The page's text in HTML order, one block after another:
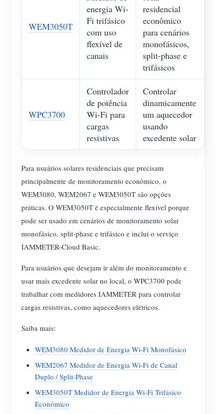
WEM3050T
energia Wi-
Fi trifásico
com uso
flexível de
canais
residencial
econômico
para cenários
monofásicos,
split-phase e
trifásicos
WPC3700
Controlador
de potência
Wi-Fi para
cargas
resistivas
Controlar
dinamicamente
um aquecedor
usando
excedente solar
Para usuários solares residenciais que precisam
principalmente de monitoramento econômico, o
WEM3080, WEM2067 e WEM3050T são opções
práticas. O WEM3050T é especialmente flexível porque
pode ser usado em cenários de monitoramento solar
monofásico, split-phase e trifásico e inclui o serviço
IAMMETER-Cloud Basic.
Para usuários que desejam ir além do monitoramento e
usar mais excedente solar no local, o WPC3700 pode
trabalhar com medidores IAMMETER para controlar
cargas resistivas, como aquecedores elétricos.
Saiba mais:
WEM3080 Medidor de Energia Wi-Fi Monofásico
WEM2067 Medidor de Energia Wi-Fi de Canal
Duplo / Split-Phase
WEM3050T Medidor de Energia Wi-Fi Trifásico
Econômico